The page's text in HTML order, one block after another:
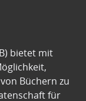
bietet mit
Büchern zu
für